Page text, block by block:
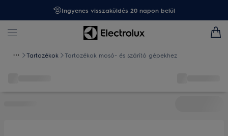
Ingyenes visszaküldés 20 napon belül
Tartozékok Tartozékok mosó- és szárító gépekhez